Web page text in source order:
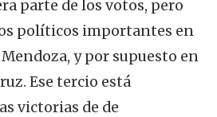
parte de los votos, pero
políticos importantes en
y por supuesto en
Ese tercio está
victorias de de